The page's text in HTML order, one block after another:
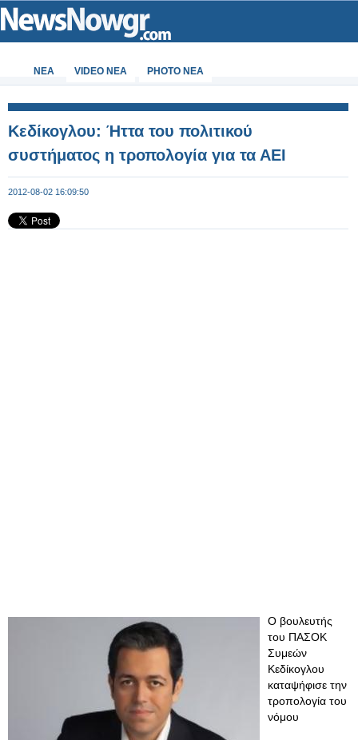
ΝΕΑ VIDEO NEA PHOTO NEA
Κεδίκογλου: Ήττα του πολιτικού
συστήματος η τροπολογία για τα ΑΕΙ
2012-08-02 16:09:50
O βουλευτής
του ΠΑΣΟΚ
Συμεών
Κεδίκογλου
καταψήφισε την
τροπολογία του
νόμου